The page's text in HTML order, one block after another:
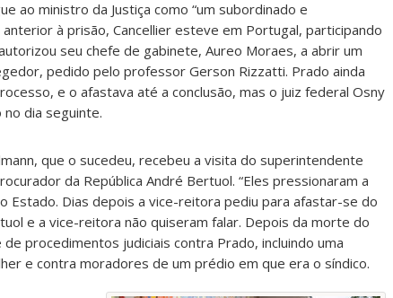
ao ministro da Justiça como “um subordinado e
à prisão, Cancellier esteve em Portugal, participando
seu chefe de gabinete, Aureo Moraes, a abrir um
pedido pelo professor Gerson Rizzatti. Prado ainda
e o afastava até a conclusão, mas o juiz federal Osny
no dia seguinte.
que o sucedeu, recebeu a visita do superintendente
da República André Bertuol. “Eles pressionaram a
Estado. Dias depois a vice-reitora pediu para afastar-se do
e a vice-reitora não quiseram falar. Depois da morte do
procedimentos judiciais contra Prado, incluindo uma
e contra moradores de um prédio em que era o síndico.